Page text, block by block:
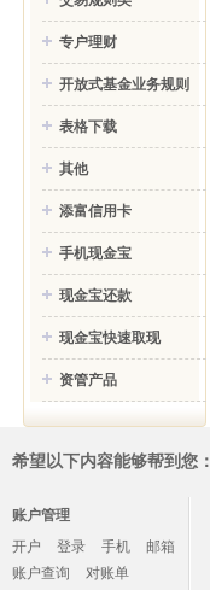
专户理财
开放式基金业务规则
表格下载
其他
添富信用卡
手机现金宝
现金宝还款
现金宝快速取现
资管产品
希望以下内容能够帮到您：
账户管理
开户
登录 手机
邮箱
账户查询
对账单